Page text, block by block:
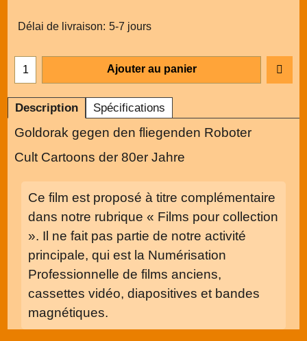
Délai de livraison: 5-7 jours
Ajouter au panier
Description Spécifications
Goldorak gegen den fliegenden Roboter
Cult Cartoons der 80er Jahre
Ce film est proposé à titre complémentaire
dans notre rubrique « Films pour collection
». Il ne fait pas partie de notre activité
principale, qui est la Numérisation
Professionnelle de films anciens,
cassettes vidéo, diapositives et bandes
magnétiques.